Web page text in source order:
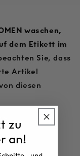
waschen,
dem Etikett im
Sie, dass
Artikel
diesen
zu
an!